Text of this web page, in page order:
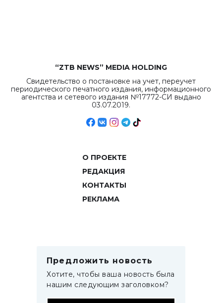
“ZTB NEWS” MEDIA HOLDING
Свидетельство о постановке на учет, переучет
периодического печатного издания, информационного
агентства и сетевого издания №17772-СИ выдано
03.07.2019.
О ПРОЕКТЕ
РЕДАКЦИЯ
КОНТАКТЫ
РЕКЛАМА
Предложить новость
Хотите, чтобы ваша новость была
нашим следующим заголовком?